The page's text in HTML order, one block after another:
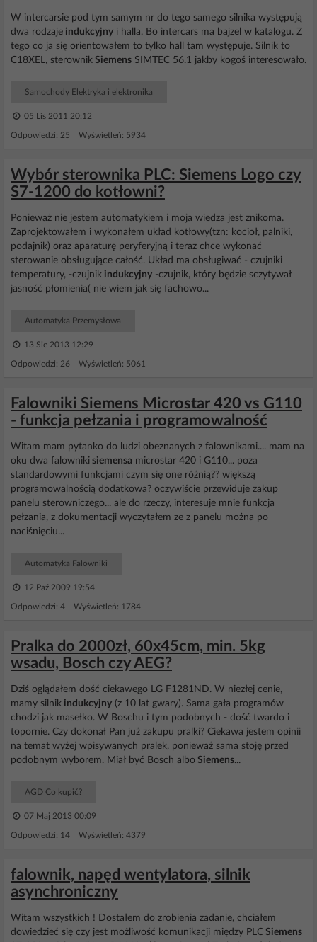
W intercarsie pod tym samym nr do tego samego silnika występują
dwa rodzaje indukcyjny i halla. Bo intercars ma bajzel w katalogu. Z
tego co ja się orientowałem to tylko hall tam występuje. Silnik to
C18XEL, sterownik Siemens SIMTEC 56.1 jakby kogoś interesowało.
Samochody Elektryka i elektronika
05 Lis 2011 20:12
Odpowiedzi: 25 Wyświetleń: 5934
Wybór sterownika PLC: Siemens Logo czy
S7-1200 do kotłowni?
Ponieważ nie jestem automatykiem i moja wiedza jest znikoma.
Zaprojektowałem i wykonałem układ kotłowy(tzn: kocioł, palniki,
podajnik) oraz aparaturę peryferyjną i teraz chce wykonać
sterowanie obsługujące całość. Układ ma obsługiwać - czujniki
temperatury, -czujnik indukcyjny -czujnik, który będzie sczytywał
jasność płomienia( nie wiem jak się fachowo...
Automatyka Przemysłowa
13 Sie 2013 12:29
Odpowiedzi: 26 Wyświetleń: 5061
Falowniki Siemens Microstar 420 vs G110
- funkcja pełzania i programowalność
Witam mam pytanko do ludzi obeznanych z falownikami.... mam na
oku dwa falowniki siemensa microstar 420 i G110... poza
standardowymi funkcjami czym się one różnią?? większą
programowalnością dodatkowa? oczywiście przewiduje zakup
panelu sterowniczego... ale do rzeczy, interesuje mnie funkcja
pełzania, z dokumentacji wyczytałem ze z panelu można po
naciśnięciu...
Automatyka Falowniki
12 Paź 2009 19:54
Odpowiedzi: 4 Wyświetleń: 1784
Pralka do 2000zł, 60x45cm, min. 5kg
wsadu, Bosch czy AEG?
Dziś oglądałem dość ciekawego LG F1281ND. W niezłej cenie,
mamy silnik indukcyjny (z 10 lat gwary). Sama gała programów
chodzi jak masełko. W Boschu i tym podobnych - dość twardo i
topornie. Czy dokonał Pan już zakupu pralki? Ciekawa jestem opinii
na temat wyżej wpisywanych pralek, ponieważ sama stoję przed
podobnym wyborem. Miał być Bosch albo Siemens...
AGD Co kupić?
07 Maj 2013 00:09
Odpowiedzi: 14 Wyświetleń: 4379
falownik, napęd wentylatora, silnik
asynchroniczny
Witam wszystkich ! Dostałem do zrobienia zadanie, chciałem
dowiedzieć się czy jest możliwość komunikacji między PLC Siemens